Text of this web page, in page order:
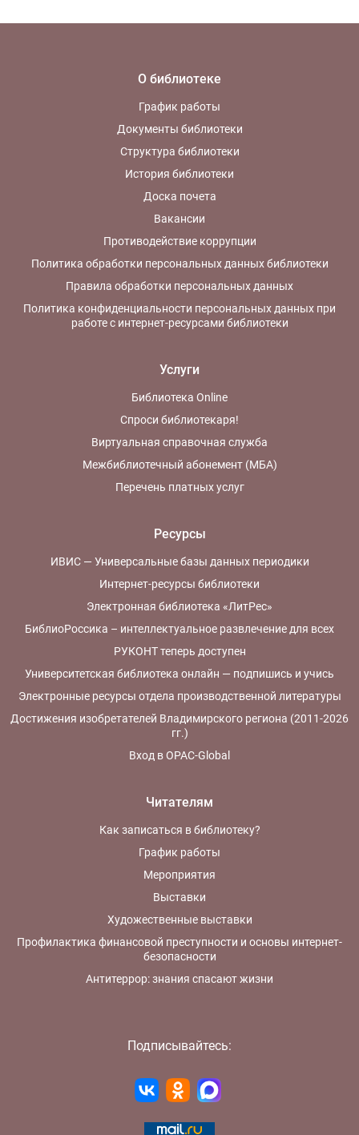
О библиотеке
График работы
Документы библиотеки
Структура библиотеки
История библиотеки
Доска почета
Вакансии
Противодействие коррупции
Политика обработки персональных данных библиотеки
Правила обработки персональных данных
Политика конфиденциальности персональных данных при
работе с интернет-ресурсами библиотеки
Услуги
Библиотека Online
Спроси библиотекаря!
Виртуальная справочная служба
Межбиблиотечный абонемент (МБА)
Перечень платных услуг
Ресурсы
ИВИС — Универсальные базы данных периодики
Интернет-ресурсы библиотеки
Электронная библиотека «ЛитРес»
БиблиоРоссика – интеллектуальное развлечение для всех
РУКОНТ теперь доступен
Университетская библиотека онлайн — подпишись и учись
Электронные ресурсы отдела производственной литературы
Достижения изобретателей Владимирского региона (2011-2026
гг.)
Вход в OPAC-Global
Читателям
Как записаться в библиотеку?
График работы
Мероприятия
Выставки
Художественные выставки
Профилактика финансовой преступности и основы интернет-
безопасности
Антитеррор: знания спасают жизни
Подписывайтесь: